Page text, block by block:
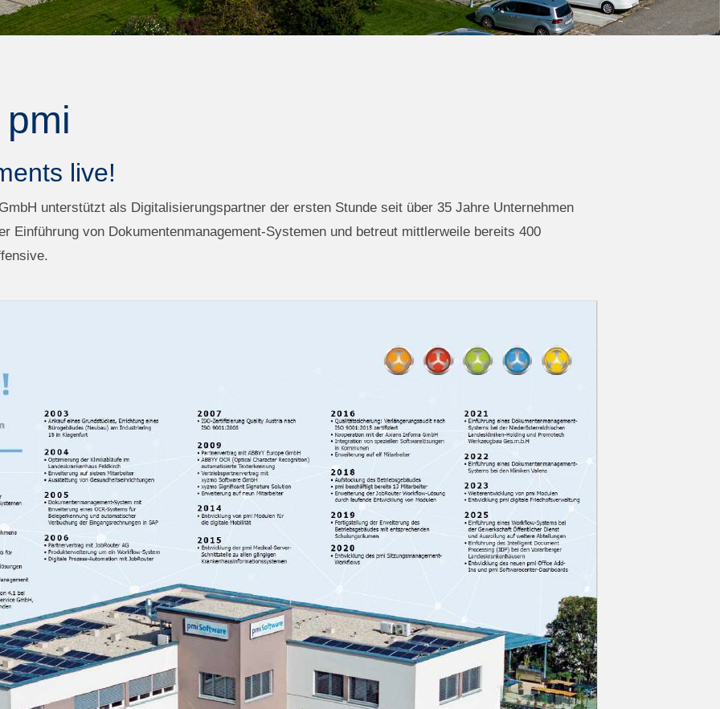
live!
unterstützt als Digitalisierungspartner der ersten Stunde seit über 35 Jahre Unternehmen
Einführung von Dokumentenmanagement-Systemen und betreut mittlerweile bereits 400